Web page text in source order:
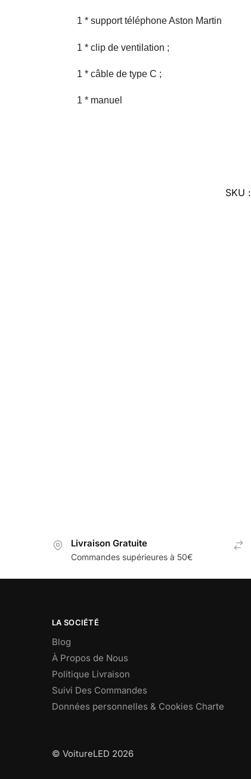
1 * support téléphone Aston Martin
1 * clip de ventilation ;
1 * câble de type C ;
1 * manuel
SKU :
Livraison Gratuite
Commandes supérieures à 50€
LA SOCIÉTÉ
Blog
À Propos de Nous
Politique Livraison
Suivi Des Commandes
Données personnelles & Cookies Charte
© VoitureLED 2026